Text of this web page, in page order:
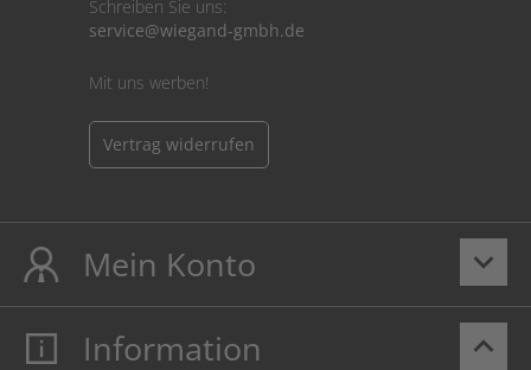
Schreiben Sie uns:
service@wiegand-gmbh.de
Mit uns werben!
Vertrag widerrufen
keyboard_arrow_down
Mein Konto
Mein Konto
keyboard_arrow_up
Information